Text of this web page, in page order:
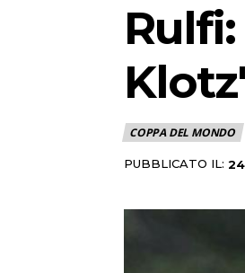
Klotz'
COPPA DEL MONDO
PUBBLICATO IL: